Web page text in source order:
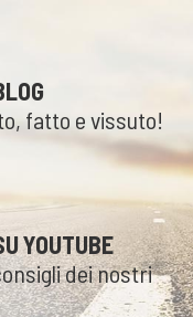
fatto e vissuto!
YOUTUBE
dei nostri